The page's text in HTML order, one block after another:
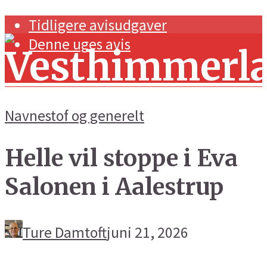
Tidligere avisudgaver
Denne uges avis
Forside
Navnestof og generelt
Kunst og kultur
Navnestof og generelt
Helle vil stoppe i Eva
Salonen i Aalestrup
Ture Damtoftjuni 21, 2026